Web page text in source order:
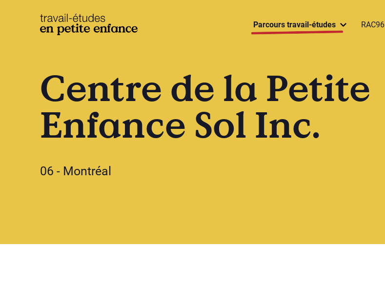
base.logo Parcours travail-études RAC96
Centre de la Petite
Enfance Sol Inc.
06 - Montréal